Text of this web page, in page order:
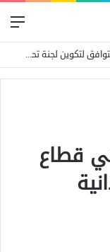
بابكر فيصل: الآلية الخماسية تنصلت من شرط التوافق لتكوين لجنة تحضيرية
قطاع